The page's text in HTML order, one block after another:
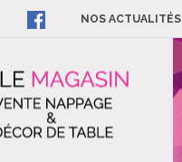
NOS ACTUALITÉS